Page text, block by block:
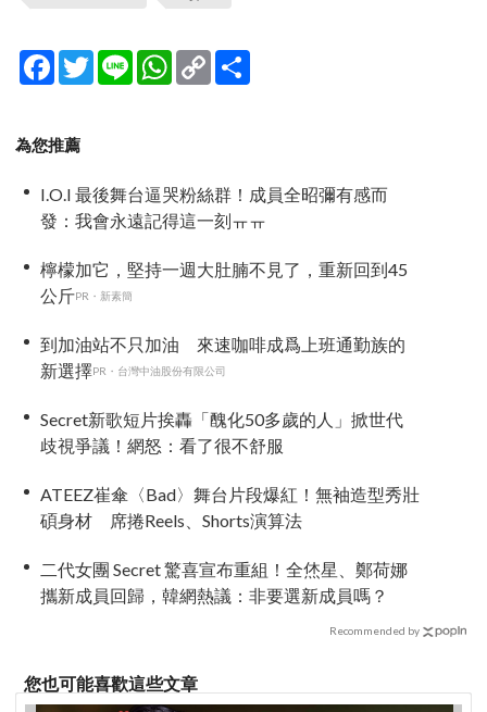
Facebook
TwitterLine WhatsApp
Copy
Link
為您推薦
I.O.I 最後舞台逼哭粉絲群！成員全昭彌有感而
發：我會永遠記得這一刻ㅠㅠ
檸檬加它，堅持一週大肚腩不見了，重新回到45
公斤PR・新素簡
到加油站不只加油 來速咖啡成爲上班通勤族的
新選擇PR・台灣中油股份有限公司
Secret新歌短片挨轟「醜化50多歲的人」掀世代
歧視爭議！網怒：看了很不舒服
ATEEZ崔傘〈Bad〉舞台片段爆紅！無袖造型秀壯
碩身材 席捲Reels、Shorts演算法
二代女團 Secret 驚喜宣布重組！全烋星、鄭荷娜
攜新成員回歸，韓網熱議：非要選新成員嗎？
Recommended by
您也可能喜歡這些文章